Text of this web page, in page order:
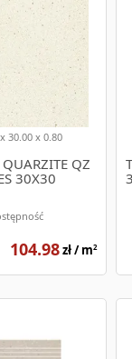
na e-
schodów. Są one
porcelana czy
jak i wewnętrzne.
QZ
30X30
30.00 x 0.80
104.98zł / m2